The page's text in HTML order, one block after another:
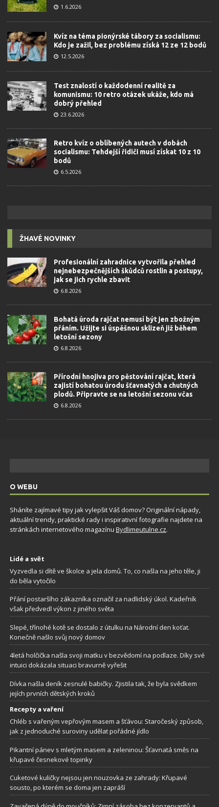
1.6.2026
Kvíz na téma pionýrské tábory za socialismu:
Kdo je zažil, bez problému získá 12 ze 12 bodů
12.5.2026
Test znalostí o každodenní realitě za
komunismu: 10 retro otázek ukáže, kdo má
dobrý přehled
23.6.2026
Retro kvíz o oblíbených autech v dobách
socialismu: Tehdejší řidiči musí získat 10 z 10
bodů
6.5.2026
ŽHAVÉ NOVINKY
Profesionální zahradnice vytvořila přehled
nejnebezpečnějších škůdců rostlin a postupy,
jak se jich rychle zbavit
6.8.2026
Bohatá úroda rajčat nemusí být jen zbožným
přáním. Užijte si úspěšnou sklizeň již během
letošní sezony
6.8.2026
Přírodní hnojiva pro pěstování rajčat, která
zajistí bohatou úrodu šťavnatých a chutných
plodů. Připravte se na letošní sezonu včas
6.8.2026
O WEBU
Sháníte zajímavé tipy jak vylepšit Váš domov? Originální nápady,
aktuální trendy, praktické rady i inspirativní fotografie najdete na
stránkách internetového magazínu Bydlimeutulne.cz.
Lidé a svět
Vyzvedla si dítě ve školce a jela domů. To, co našla na jeho těle, ji
do běla vytočilo
Přání postaršího zákazníka označil za nadlidský úkol. Kadeřník
však předvedl výkon z jiného světa
Slepé, třínohé kotě se dostalo z útulku na Národní den koťat.
Konečně našlo svůj nový domov
4letá holčička našla svoji matku v bezvědomí na podlaze. Díky své
intuici dokázala situaci bravurně vyřešit
Dívka našla deník zesnulé babičky. Zjistila tak, že byla svědkem
jejích prvních dětských kroků
Recepty a vaření
Chléb s vařeným vepřovým masem a šťávou: Staročeský způsob,
jak z jednoduché suroviny udělat pořádné jídlo
Pikantní pánev s mletým masem a zeleninou: Šťavnatá směs na
křupavé česnekové topinky
Cuketové kuličky nejsou jen nouzovka ze zahrady: Křupavé
sousto, po kterém se doma jen zapráší